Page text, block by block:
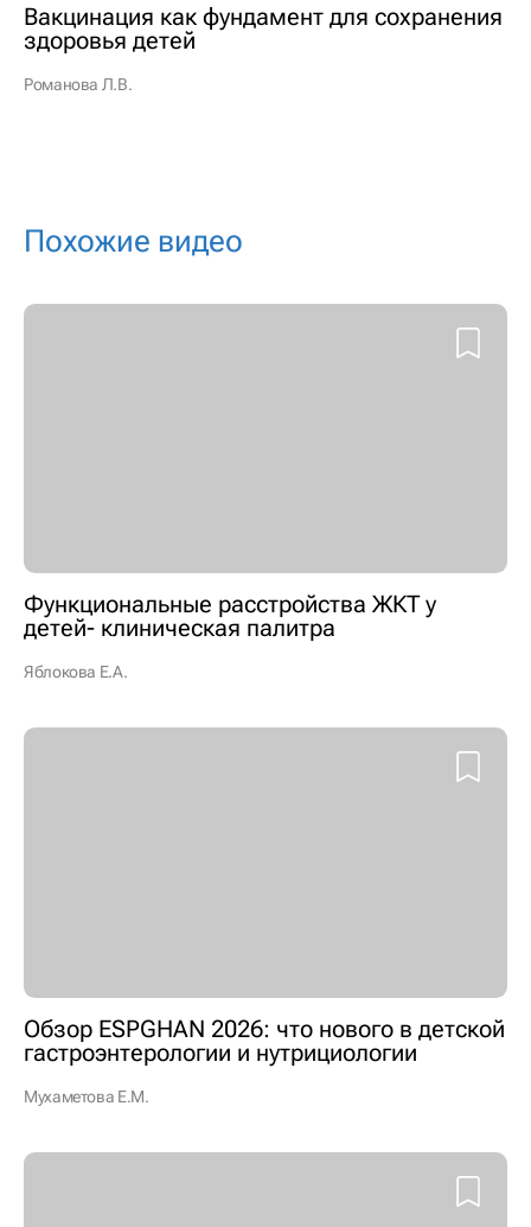
Вакцинация как фундамент для сохранения
здоровья детей
Романова Л.В.
Похожие видео
Функциональные расстройства ЖКТ у
детей- клиническая палитра
Яблокова Е.А.
Обзор ESPGHAN 2026: что нового в детской
гастроэнтерологии и нутрициологии
Мухаметова Е.М.